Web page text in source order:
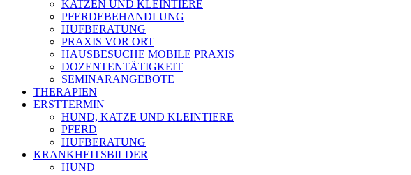
KATZEN UND KLEINTIERE
PFERDEBEHANDLUNG
HUFBERATUNG
PRAXIS VOR ORT
HAUSBESUCHE MOBILE PRAXIS
DOZENTENTÄTIGKEIT
SEMINARANGEBOTE
THERAPIEN
ERSTTERMIN
HUND, KATZE UND KLEINTIERE
PFERD
HUFBERATUNG
KRANKHEITSBILDER
HUND